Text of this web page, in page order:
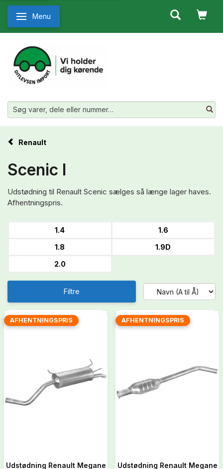
Skifte navigation
Menu
Renault
Scenic I
Udstødning til Renault Scenic sælges så længe lager haves.
Afhentningspris.
1.4
1.6
1.8
1.9D
2.0
Filtre
AFHENTNINGSPRIS
Udstødning Renault Megane
AFHENTNINGSPRIS
Udstødning Renault Megane